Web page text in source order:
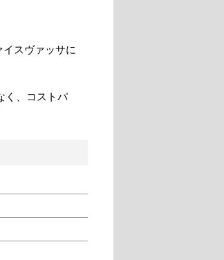
スヴァッサに
く、コストパ